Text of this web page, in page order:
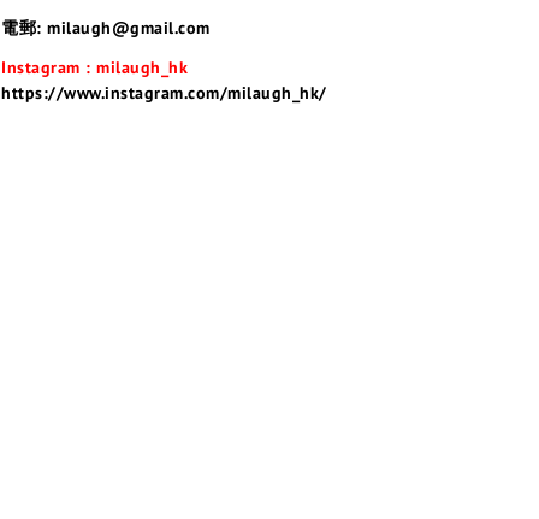
電郵: milaugh@gmail.com
Instagram : milaugh_hk
https://www.instagram.com/milaugh_hk/